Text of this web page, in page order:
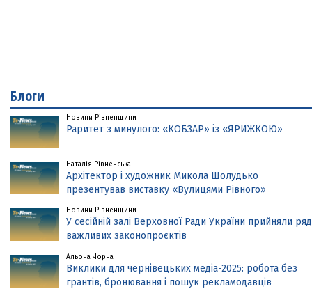
Блоги
Новини Рівненщини
Раритет з минулого: «КОБЗАР» із «ЯРИЖКОЮ»
Наталія Рівненська
Архітектор і художник Микола Шолудько
презентував виставку «Вулицями Рівного»
Новини Рівненщини
У сесійній залі Верховної Ради України прийняли ряд
важливих законопроєктів
Альона Чорна
Виклики для чернівецьких медіа-2025: робота без
грантів, бронювання і пошук рекламодавців